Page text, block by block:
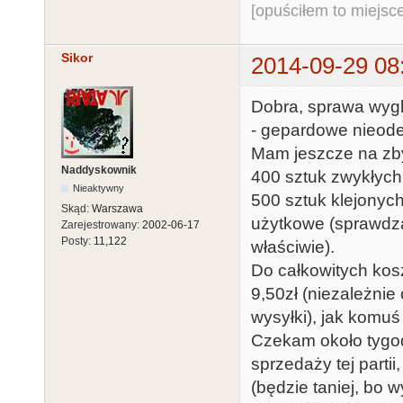
[opuściłem to
Sikor 2014-09-29
Naddyskownik
Nieaktywny
Skąd: Warszawa
Zarejestrowany: 2002-06-17
Posty: 11,122
Dobra, sprawa
- gepardowe
Mam jeszcze na
400 sztuk
500 sztuk
użytkowe
właściwie).
Do całkowitych
9,50zł
wysyłki), jak
Czekam około
sprzedaży tej
(będzie taniej, bo